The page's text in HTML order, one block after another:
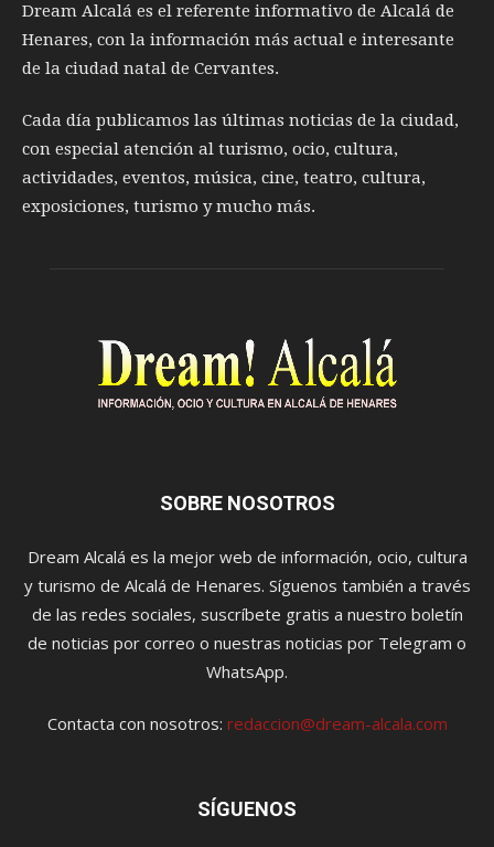
Dream Alcalá es el referente informativo de Alcalá de
Henares, con la información más actual e interesante
de la ciudad natal de Cervantes.
Cada día publicamos las últimas noticias de la ciudad,
con especial atención al turismo, ocio, cultura,
actividades, eventos, música, cine, teatro, cultura,
exposiciones, turismo y mucho más.
SOBRE NOSOTROS
Dream Alcalá es la mejor web de información, ocio, cultura
y turismo de Alcalá de Henares. Síguenos también a través
de las redes sociales, suscríbete gratis a nuestro boletín
de noticias por correo o nuestras noticias por Telegram o
WhatsApp.
Contacta con nosotros: redaccion@dream-alcala.com
SÍGUENOS